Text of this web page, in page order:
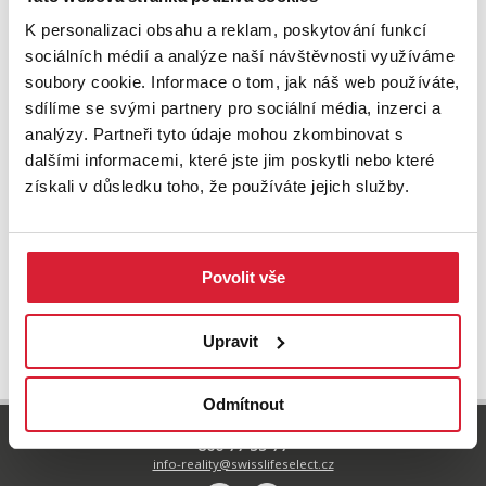
K personalizaci obsahu a reklam, poskytování funkcí
sociálních médií a analýze naší návštěvnosti využíváme
soubory cookie. Informace o tom, jak náš web používáte,
sdílíme se svými partnery pro sociální média, inzerci a
analýzy. Partneři tyto údaje mohou zkombinovat s
dalšími informacemi, které jste jim poskytli nebo které
získali v důsledku toho, že používáte jejich služby.
Povolit vše
Upravit
Odmítnout
UPRAVIT VYHLEDÁVÁNÍ
800 77 55 77
info-reality@swisslifeselect.cz